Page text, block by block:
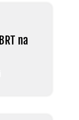
na